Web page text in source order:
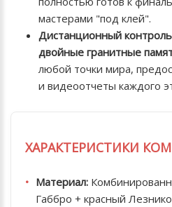
мастерами "под клей".
Дистанционный
двойные гранитные
любой точки мира,
и видеоотчеты каждого
ХАРАКТЕРИСТИКИ
Материал:
Габбро + красный